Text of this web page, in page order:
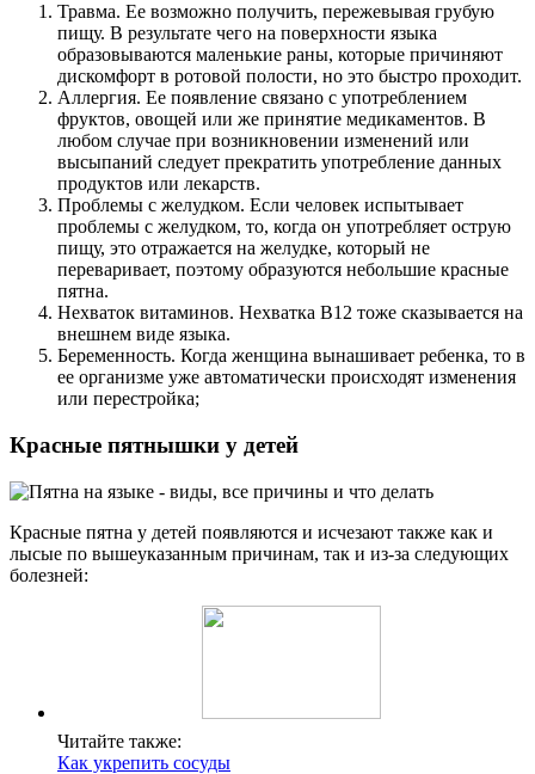
Травма. Ее возможно получить, пережевывая грубую
пищу. В результате чего на поверхности языка
образовываются маленькие раны, которые причиняют
дискомфорт в ротовой полости, но это быстро проходит.
Аллергия. Ее появление связано с употреблением
фруктов, овощей или же принятие медикаментов. В
любом случае при возникновении изменений или
высыпаний следует прекратить употребление данных
продуктов или лекарств.
Проблемы с желудком. Если человек испытывает
проблемы с желудком, то, когда он употребляет острую
пищу, это отражается на желудке, который не
переваривает, поэтому образуются небольшие красные
пятна.
Нехваток витаминов. Нехватка B12 тоже сказывается на
внешнем виде языка.
Беременность. Когда женщина вынашивает ребенка, то в
ее организме уже автоматически происходят изменения
или перестройка;
Красные пятнышки у детей
Красные пятна у детей появляются и исчезают также как и
лысые по вышеуказанным причинам, так и из-за следующих
болезней:
Читайте также:
Как укрепить сосуды